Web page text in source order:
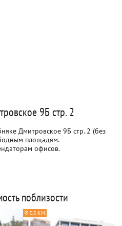
9Б стр. 2
Дмитровское 9Б стр. 2 (без
площадям.
офисов.
поблизости
0.5 КМ